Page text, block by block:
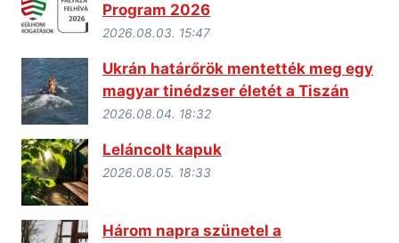
Program 2026
2026.08.03. 15:47
Ukrán határőrök mentették meg egy
magyar tinédzser életét a Tiszán
2026.08.04. 18:32
Leláncolt kapuk
2026.08.05. 18:33
Három napra szünetel a